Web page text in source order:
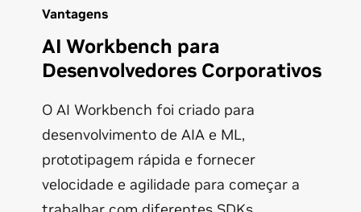
Vantagens
AI Workbench para
Desenvolvedores Corporativos
O AI Workbench foi criado para
desenvolvimento de AIA e ML,
prototipagem rápida e fornecer
velocidade e agilidade para começar a